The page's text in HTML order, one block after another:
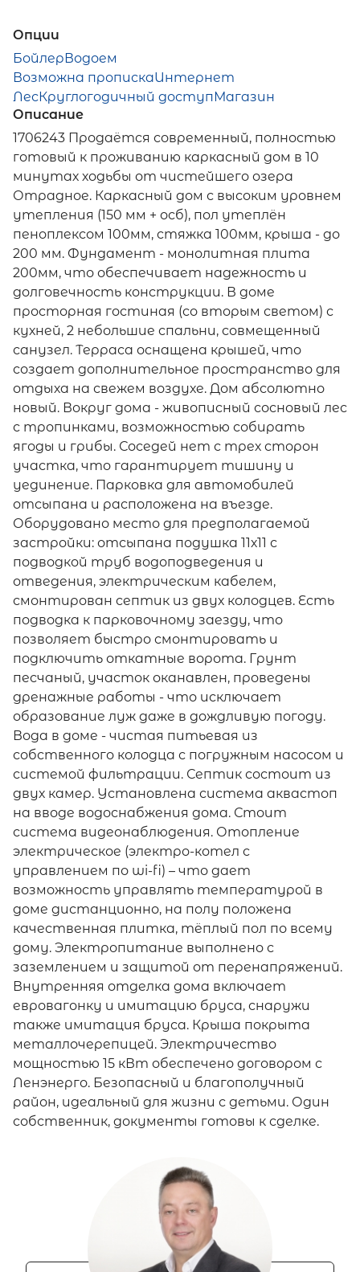
Опции
БойлерВодоем
Возможна пропискаИнтернет
ЛесКруглогодичный доступМагазин
Описание
1706243 Продаётся современный, полностью
готовый к проживанию каркасный дом в 10
минутах ходьбы от чистейшего озера
Отрадное. Каркасный дом с высоким уровнем
утепления (150 мм + осб), пол утеплён
пеноплексом 100мм, стяжка 100мм, крыша - до
200 мм. Фундамент - монолитная плита
200мм, что обеспечивает надежность и
долговечность конструкции. В доме
просторная гостиная (со вторым светом) с
кухней, 2 небольшие спальни, совмещенный
санузел. Терраса оснащена крышей, что
создает дополнительное пространство для
отдыха на свежем воздухе. Дом абсолютно
новый. Вокруг дома - живописный сосновый лес
с тропинками, возможностью собирать
ягоды и грибы. Соседей нет с трех сторон
участка, что гарантирует тишину и
уединение. Парковка для автомобилей
отсыпана и расположена на въезде.
Оборудовано место для предполагаемой
застройки: отсыпана подушка 11х11 с
подводкой труб водоподведения и
отведения, электрическим кабелем,
смонтирован септик из двух колодцев. Есть
подводка к парковочному заезду, что
позволяет быстро смонтировать и
подключить откатные ворота. Грунт
песчаный, участок оканавлен, проведены
дренажные работы - что исключает
образование луж даже в дождливую погоду.
Вода в доме - чистая питьевая из
собственного колодца с погружным насосом и
системой фильтрации. Септик состоит из
двух камер. Установлена система аквастоп
на вводе водоснабжения дома. Стоит
система видеонаблюдения. Отопление
электрическое (электро-котел с
управлением по wi-fi) – что дает
возможность управлять температурой в
доме дистанционно, на полу положена
качественная плитка, тёплый пол по всему
дому. Электропитание выполнено с
заземлением и защитой от перенапряжений.
Внутренняя отделка дома включает
евровагонку и имитацию бруса, снаружи
также имитация бруса. Крыша покрыта
металлочерепицей. Электричество
мощностью 15 кВт обеспечено договором с
Ленэнерго. Безопасный и благополучный
район, идеальный для жизни с детьми. Один
собственник, документы готовы к сделке.